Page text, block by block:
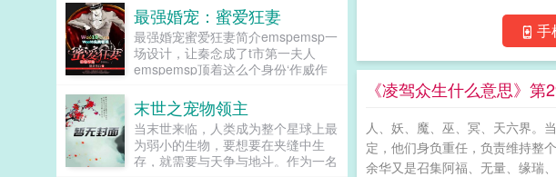
手
《凌驾众生什么意思》
人、妖、魔、巫、冥、天六界。
定，他们身负重任，负责维持整
余华又是召集阿福、无量、缘瑞
说，执念太重之人，往往连死了都不
得安宁。舒灵一开始不信，但当她投
湖自尽却化身成地缚灵束缚在那人身
边之后，她终于...
最强婚宠：蜜爱狂妻
最强婚宠蜜爱狂妻简介emspemsp一
场设计，让秦念成了t市第一夫人
emspemsp顶着这么个身份‘作威作
姐姐这对碧池的明枪暗箭也能游刃有
余。emspemsp可惜，这世上果然没
有白捡的便宜。emspemsp腰酸背
疼，下不来床，她欲哭...
末世之宠物领主
当末世来临，人类成为整个星球上最
为弱小的生物，要想要在夹缝中生
存，就需要与天争与地斗。作为一名